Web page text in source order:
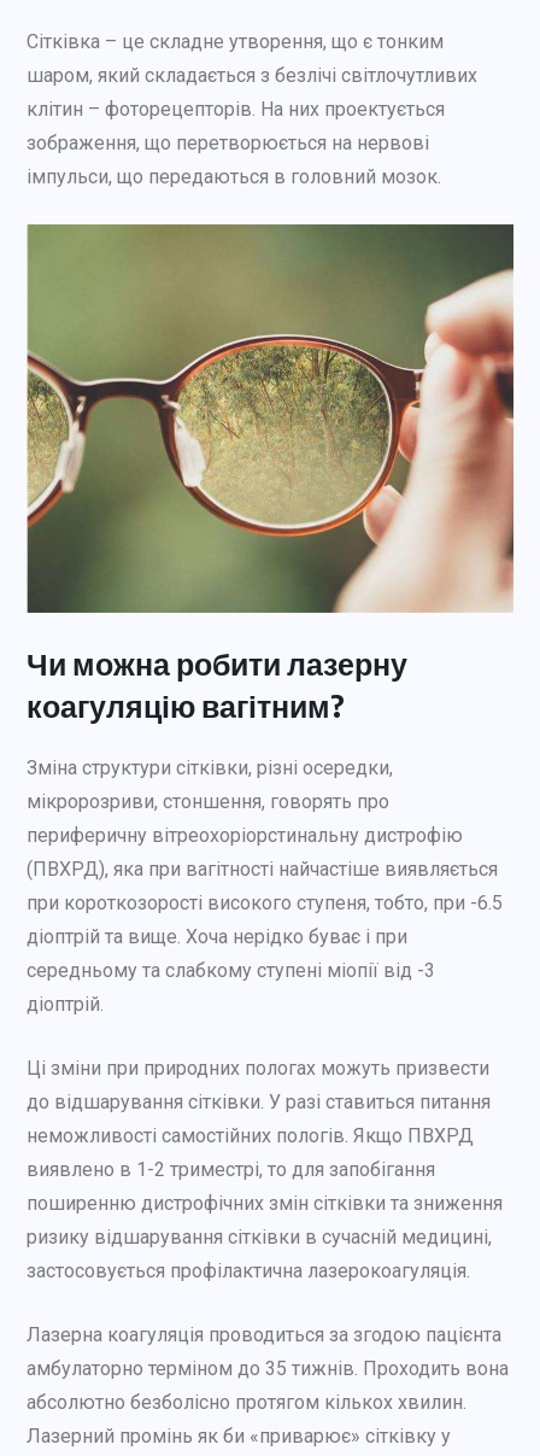
Сітківка – це складне утворення, що є тонким
шаром, який складається з безлічі світлочутливих
клітин – фоторецепторів. На них проектується
зображення, що перетворюється на нервові
імпульси, що передаються в головний мозок.
Чи можна робити лазерну
коагуляцію вагітним?
Зміна структури сітківки, різні осередки,
мікророзриви, стоншення, говорять про
периферичну вітреохоріорстинальну дистрофію
(ПВХРД), яка при вагітності найчастіше виявляється
при короткозорості високого ступеня, тобто, при -6.5
діоптрій та вище. Хоча нерідко буває і при
середньому та слабкому ступені міопії від -3
діоптрій.
Ці зміни при природних пологах можуть призвести
до відшарування сітківки. У разі ставиться питання
неможливості самостійних пологів. Якщо ПВХРД
виявлено в 1-2 триместрі, то для запобігання
поширенню дистрофічних змін сітківки та зниження
ризику відшарування сітківки в сучасній медицині,
застосовується профілактична лазерокоагуляція.
Лазерна коагуляція проводиться за згодою пацієнта
амбулаторно терміном до 35 тижнів. Проходить вона
абсолютно безболісно протягом кількох хвилин.
Лазерний промінь як би «приварює» сітківку у